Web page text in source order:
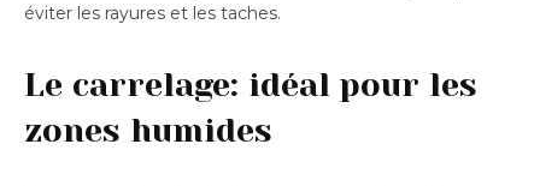
éviter les rayures et les taches.
Le carrelage: idéal pour les
zones humides